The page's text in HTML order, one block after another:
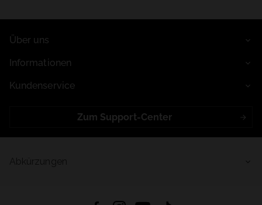
Über uns
Informationen
Kundenservice
Zum Support-Center